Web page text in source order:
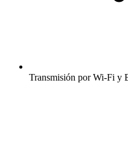
Transmisión por Wi-Fi y